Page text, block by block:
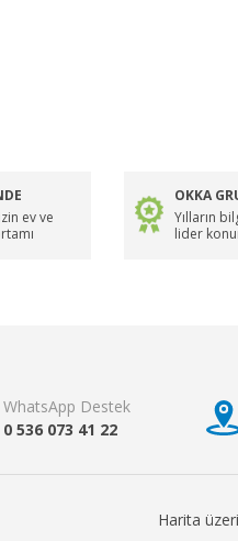
ev ve
OKKA
Yılların
lider
WhatsApp Destek
0 536 073 41 22
Harita